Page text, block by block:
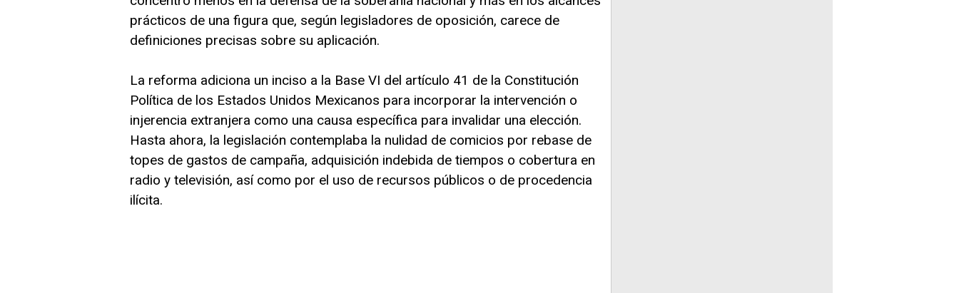
prácticos de una figura que, según legisladores de oposición, carece de
definiciones precisas sobre su aplicación.
La reforma adiciona un inciso a la Base VI del artículo 41 de la Constitución
Política de los Estados Unidos Mexicanos para incorporar la intervención o
injerencia extranjera como una causa específica para invalidar una elección.
Hasta ahora, la legislación contemplaba la nulidad de comicios por rebase de
topes de gastos de campaña, adquisición indebida de tiempos o cobertura en
radio y televisión, así como por el uso de recursos públicos o de procedencia
ilícita.